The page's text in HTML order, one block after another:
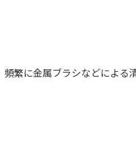
繁に金属ブラシなどによる